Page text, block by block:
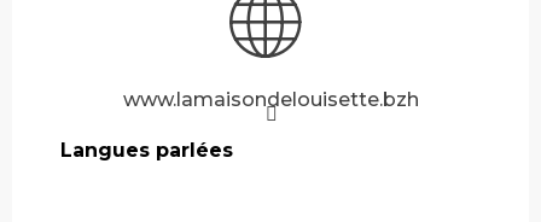
www.lamaisondelouisette.bzh
Langues parlées
Langues parlées